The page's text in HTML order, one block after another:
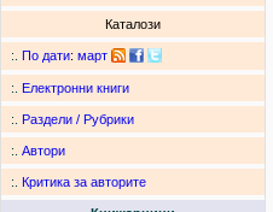
Каталози
:. По дати: март
:. Електронни книги
:. Раздели / Рубрики
:. Автори
:. Критика за авторите